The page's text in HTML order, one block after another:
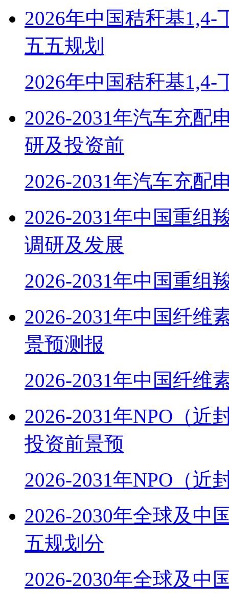
2026年中国秸秆基1,4-
五五规划
2026年中国秸秆基1,4-
2026-2031年汽车充配
研及投资前
2026-2031年汽车充配
2026-2031年中国重组
调研及发展
2026-2031年中国重组
2026-2031年中国纤维
景预测报
2026-2031年中国纤维
2026-2031年NPO（近
投资前景预
2026-2031年NPO（近
2026-2030年全球及中
五规划分
2026-2030年全球及中